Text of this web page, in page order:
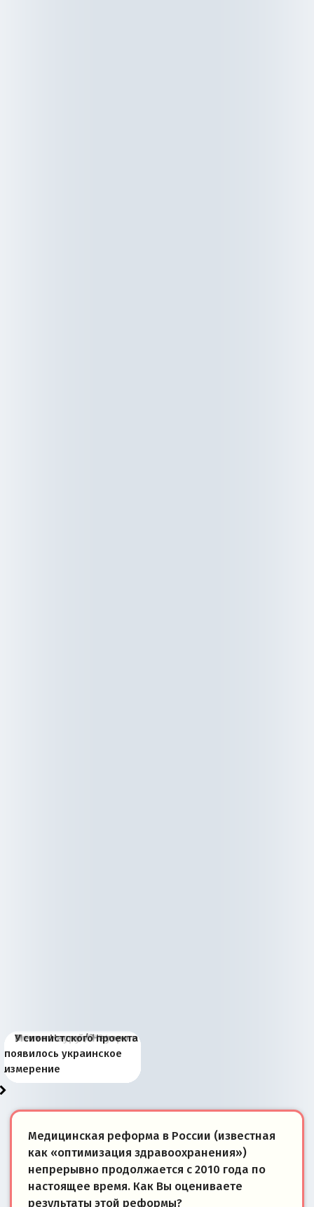
Киевская марионетка
Запада рассказала о
«переобувании» хозяев
В России назрели
перемены: 15 шагов к
суверенной экономике
Миграционный пожар
Европы
Россия начинает
сбрасывать балласт
Анкориджа
Россия зимой 1904
года: первые уступки во
внутренней политике
Русская нация вчера и
сегодня
Почему правый крах в
Варшаве не поможет её
отношениям с Россией?
Место Науру / Науэро в
современной истории
Южной Осетии
У сионистского проекта
появилось украинское
измерение
Медицинская реформа в России (известная
как «оптимизация здравоохранения»)
непрерывно продолжается с 2010 года по
настоящее время. Как Вы оцениваете
результаты этой реформы?